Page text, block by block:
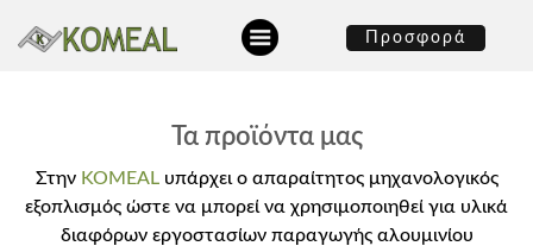
Προσφορά
Τα προϊόντα μας
Στην KOMEALυπάρχει ο απαραίτητος μηχανολογικός
εξοπλισμός ώστε να μπορεί να χρησιμοποιηθεί για υλικά
διαφόρων εργοστασίων παραγωγής αλουμινίου